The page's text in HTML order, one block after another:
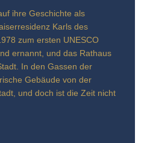
ihre Geschichte als
Karls des
zum ersten UNESCO
ernannt, und das Rathaus
In den Gassen der
Gebäude von der
und doch ist die Zeit nicht